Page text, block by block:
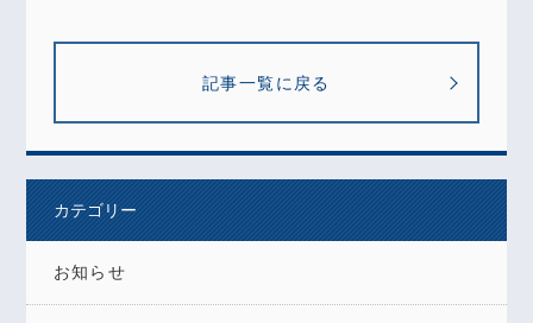
記事一覧に戻る
カテゴリー
お知らせ